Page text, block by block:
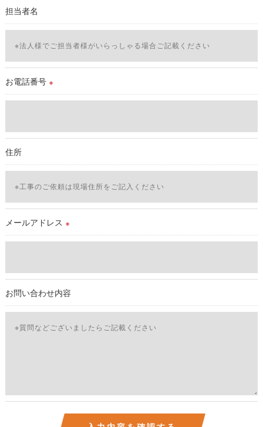
これらの委託先に対しては個人情報保護契約等の措置をとり、
適切な監督を行います。
＜個人情報の安全管理＞
当社では、個人情報の漏洩等がなされないよう、適切に安全管
理対策を実施します。
をご提供できない場合がございますので予めご了承ください。
＜個人情報の開示･訂正・削除･利用停止の手続について＞
続を定めさせて頂いております。
ご本人である事を確認のうえ、対応させて頂きます。
個人情報の開示･訂正･削除・利用停止の具体的手続きにつきま
しては、お電話でお問合せ下さい。v
担当者名
お電話番号 ※
住所
メールアドレス ※
お問い合わせ内容